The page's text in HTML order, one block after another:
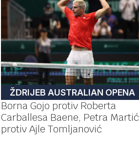
ŽDRIJEB AUSTRALIAN OPENA
Borna Gojo protiv Roberta
Carballesa Baene, Petra Martić
protiv Ajle Tomljanović